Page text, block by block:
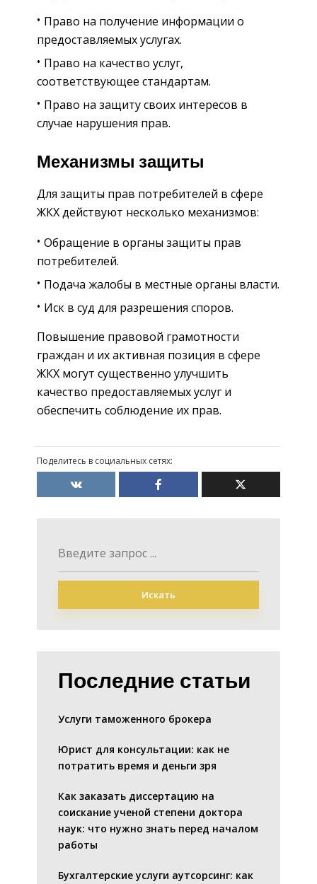
Право на получение информации о
предоставляемых услугах.
Право на качество услуг,
соответствующее стандартам.
Право на защиту своих интересов в
случае нарушения прав.
Механизмы защиты
Для защиты прав потребителей в сфере
ЖКХ действуют несколько механизмов:
Обращение в органы защиты прав
потребителей.
Подача жалобы в местные органы власти.
Иск в суд для разрешения споров.
Повышение правовой грамотности
граждан и их активная позиция в сфере
ЖКХ могут существенно улучшить
качество предоставляемых услуг и
обеспечить соблюдение их прав.
Поделитесь в социальных сетях:
Искать
Последние статьи
Услуги таможенного брокера
Юрист для консультации: как не
потратить время и деньги зря
Как заказать диссертацию на
соискание ученой степени доктора
наук: что нужно знать перед началом
работы
Бухгалтерские услуги аутсорсинг: как